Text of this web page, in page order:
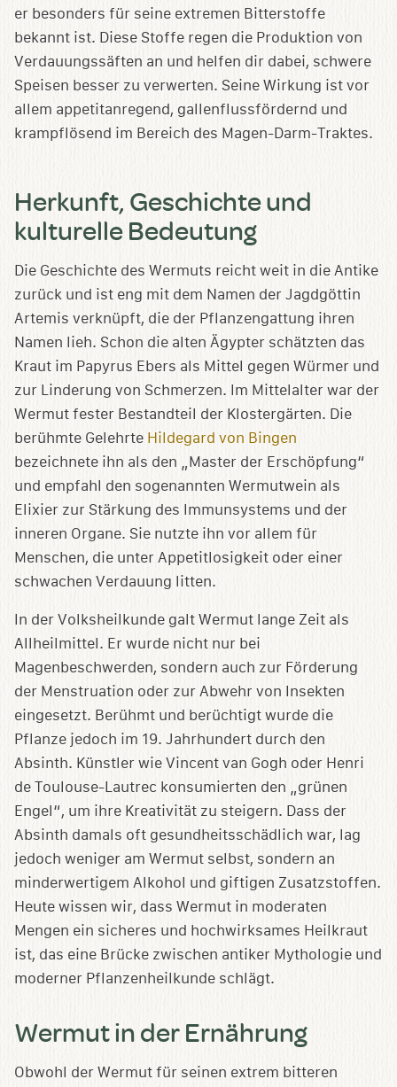
er besonders für seine extremen Bitterstoffe
bekannt ist. Diese Stoffe regen die Produktion von
Verdauungssäften an und helfen dir dabei, schwere
Speisen besser zu verwerten. Seine Wirkung ist vor
allem appetitanregend, gallenflussfördernd und
krampflösend im Bereich des Magen-Darm-Traktes.
Herkunft, Geschichte und
kulturelle Bedeutung
Die Geschichte des Wermuts reicht weit in die Antike
zurück und ist eng mit dem Namen der Jagdgöttin
Artemis verknüpft, die der Pflanzengattung ihren
Namen lieh. Schon die alten Ägypter schätzten das
Kraut im Papyrus Ebers als Mittel gegen Würmer und
zur Linderung von Schmerzen. Im Mittelalter war der
Wermut fester Bestandteil der Klostergärten. Die
berühmte Gelehrte Hildegard von Bingen
bezeichnete ihn als den „Master der Erschöpfung“
und empfahl den sogenannten Wermutwein als
Elixier zur Stärkung des Immunsystems und der
inneren Organe. Sie nutzte ihn vor allem für
Menschen, die unter Appetitlosigkeit oder einer
schwachen Verdauung litten.
In der Volksheilkunde galt Wermut lange Zeit als
Allheilmittel. Er wurde nicht nur bei
Magenbeschwerden, sondern auch zur Förderung
der Menstruation oder zur Abwehr von Insekten
eingesetzt. Berühmt und berüchtigt wurde die
Pflanze jedoch im 19. Jahrhundert durch den
Absinth. Künstler wie Vincent van Gogh oder Henri
de Toulouse-Lautrec konsumierten den „grünen
Engel“, um ihre Kreativität zu steigern. Dass der
Absinth damals oft gesundheitsschädlich war, lag
jedoch weniger am Wermut selbst, sondern an
minderwertigem Alkohol und giftigen Zusatzstoffen.
Heute wissen wir, dass Wermut in moderaten
Mengen ein sicheres und hochwirksames Heilkraut
ist, das eine Brücke zwischen antiker Mythologie und
moderner Pflanzenheilkunde schlägt.
Wermut in der Ernährung
Obwohl der Wermut für seinen extrem bitteren